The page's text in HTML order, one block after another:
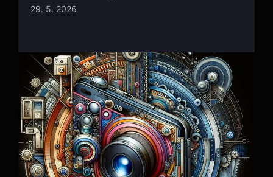
29. 5. 2026